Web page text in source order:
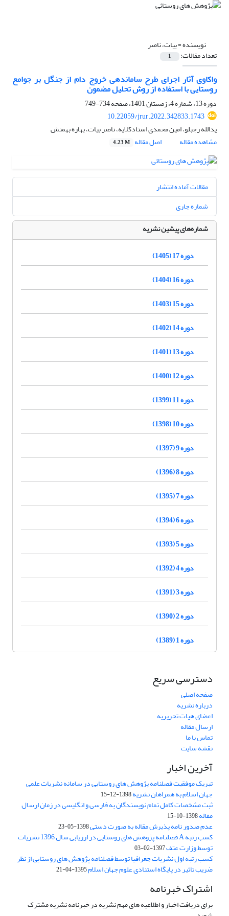
نویسنده =بیات، ناصر
تعداد مقالات: 1
واکاوی آثار اجرای طرح ساماندهی خروج دام از جنگل بر جوامع
روستایی با استفاده از روش تحلیل مضمون
دوره 13، شماره 4، زمستان 1401، صفحه
734-749
10.22059/jrur.2022.342833.1743
یدالله رجبلو، امین محمدی استادکلایه، ناصر بیات، بهاره بهمنش
مشاهده مقاله
اصل مقاله 4.23 M
مقالات آماده انتشار
شماره جاری
شماره‌های پیشین نشریه
دوره 17 (1405)
دوره 16 (1404)
دوره 15 (1403)
دوره 14 (1402)
دوره 13 (1401)
دوره 12 (1400)
دوره 11 (1399)
دوره 10 (1398)
دوره 9 (1397)
دوره 8 (1396)
دوره 7 (1395)
دوره 6 (1394)
دوره 5 (1393)
دوره 4 (1392)
دوره 3 (1391)
دوره 2 (1390)
دوره 1 (1389)
دسترسی سریع
صفحه اصلی
درباره نشریه
اعضای هیات تحریریه
ارسال مقاله
تماس با ما
نقشه سایت
آخرین اخبار
تبریک موفقیت فصلنامه پژوهش های روستایی در سامانه نشریات علمی
جهان اسلام به همراهان نشریه1398-12-15
ثبت مشخصات کامل تمام نویسندگان به فارسی و انگلیسی در زمان ارسال
مقاله1398-10-15
عدم صدور نامه پذیرش مقاله به صورت دستی1398-05-23
کسب رتبه A فصلنامه پژوهش های روستایی در ارزیابی سال 1396 نشریات
توسط وزارت عتف1397-02-03
کسب رتبه اول نشریات جغرافیا توسط فصلنامه پژوهش های روستایی از نظر
ضریب تاثیر در پایگاه استنادی علوم جهان اسلام1395-04-21
اشتراک خبرنامه
برای دریافت اخبار و اطلاعیه های مهم نشریه در خبرنامه نشریه مشترک